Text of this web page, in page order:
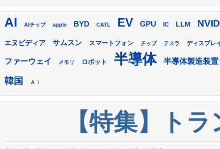
AI AIチップ apple BYD CATL EV GPU IC LLM
エヌビディア サムスン スマートフォン チップ テスラ ディスプレ
ファーウェイ メモリ ロボット 半導体 半導体製造装置
韓国 ＡＩ
【特集】ト